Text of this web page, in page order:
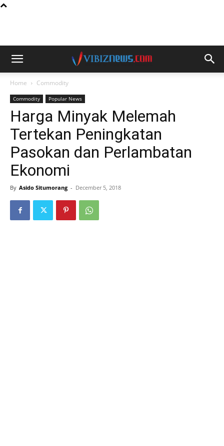
Home Commodity
Commodity Popular News
Harga Minyak Melemah
Tertekan Peningkatan
Pasokan dan Perlambatan
Ekonomi
By Asido Situmorang - December 5, 2018